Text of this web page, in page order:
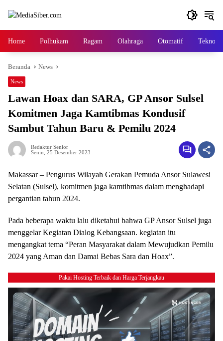
Home Polhukam Ragam Olahraga Otomatif Tekno
Beranda News
News
Lawan Hoax dan SARA, GP Ansor Sulsel
Komitmen Jaga Kamtibmas Kondusif
Sambut Tahun Baru & Pemilu 2024
Redaktur Senior
Senin, 25 Desember 2023
Makassar – Pengurus Wilayah Gerakan Pemuda Ansor Sulawesi
Selatan (Sulsel), komitmen jaga kamtibmas dalam menghadapi
pergantian tahun 2024.
Pada beberapa waktu lalu diketahui bahwa GP Ansor Sulsel juga
menggelar Kegiatan Dialog Kebangsaan. kegiatan itu
mengangkat tema “Peran Masyarakat dalam Mewujudkan Pemilu
2024 yang Aman dan Damai Bebas Sara dan Hoax”.
Pakai Hosting Terbaik dan Harga Terjangkau